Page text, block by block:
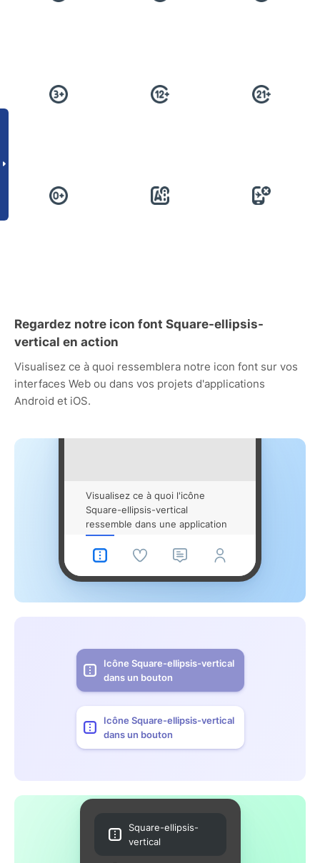
Regardez notre icon font Square-ellipsis-
vertical en action
Visualisez ce à quoi ressemblera notre icon font sur vos
interfaces Web ou dans vos projets d'applications
Android et iOS.
Visualisez ce à quoi l'icône
Square-ellipsis-vertical
ressemble dans une application
mobile
Icône Square-ellipsis-vertical
dans un bouton
Icône Square-ellipsis-vertical
dans un bouton
Square-ellipsis-
vertical